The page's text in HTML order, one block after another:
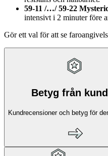
59-11 /…/ 59-22
intensivt i 2 minuter före
Gör ett val för att se
Betyg från
Kundrecensioner och betyg för